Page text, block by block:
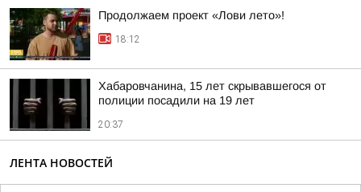
Продолжаем проект «Лови лето»!
18:12
Хабаровчанина, 15 лет скрывавшегося от
полиции посадили на 19 лет
20:37
ЛЕНТА НОВОСТЕЙ